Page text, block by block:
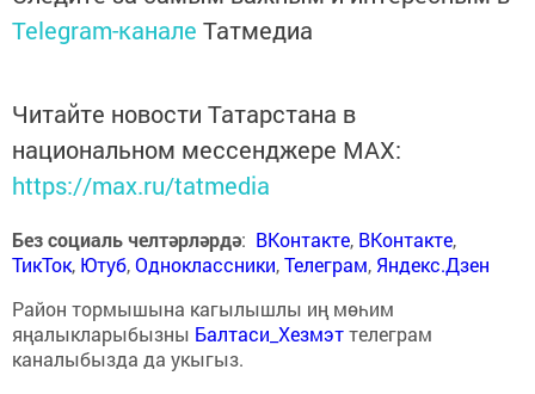
Telegram-канале Татмедиа
Читайте новости Татарстана в
национальном мессенджере MАХ:
https://max.ru/tatmedia
Без социаль челтәрләрдә: ВКонтакте, ВКонтакте,
ТикТок, Ютуб,Одноклассники,Телеграм, Яндекс.Дзен
Район тормышына кагылышлы иң мөһим
яңалыкларыбызны Балтаси_Хезмэттелеграм
каналыбызда да укыгыз.